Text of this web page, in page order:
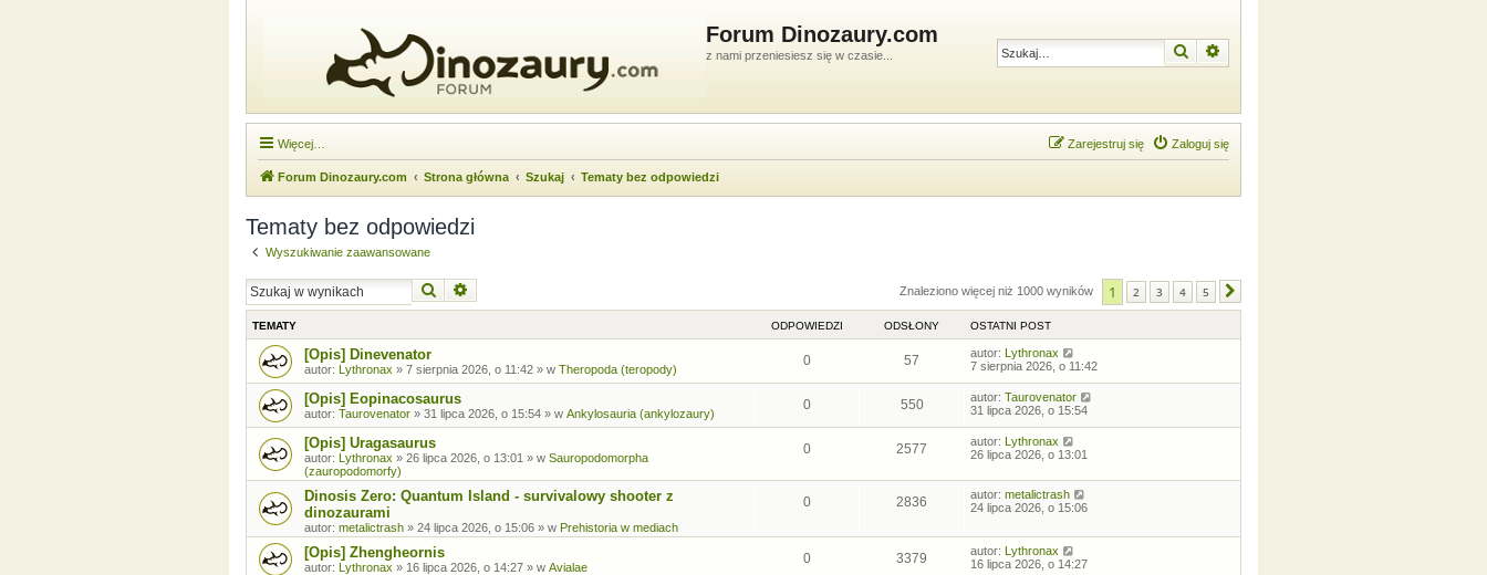
Forum Dinozaury.com
z nami przeniesiesz się w czasie... Szukaj
Więcej… Zaloguj się
Zarejestruj się
Forum Dinozaury.com Strona główna Szukaj Tematy bez odpowiedzi
Tematy bez odpowiedzi
Wyszukiwanie zaawansowane
Szukaj Znaleziono więcej niż 1000 wyników 1 2 3 4 5
TEMATY ODPOWIEDZI ODSŁONY OSTATNI POST
[Opis] Dinevenator
autor: Lythronax » 7 sierpnia 2026, o 11:42 » w Theropoda (teropody)
0 57 autor: Lythronax
7 sierpnia 2026, o 11:42
[Opis] Eopinacosaurus
autor: Taurovenator » 31 lipca 2026, o 15:54 » w Ankylosauria (ankylozaury)
0 550 autor: Taurovenator
31 lipca 2026, o 15:54
[Opis] Uragasaurus
autor: Lythronax » 26 lipca 2026, o 13:01 » w Sauropodomorpha
(zauropodomorfy)
0 2577 autor: Lythronax
26 lipca 2026, o 13:01
Dinosis Zero: Quantum Island - survivalowy shooter z
dinozaurami
autor: metalictrash » 24 lipca 2026, o 15:06 » w Prehistoria w mediach
0 2836 autor: metalictrash
24 lipca 2026, o 15:06
[Opis] Zhengheornis
autor: Lythronax » 16 lipca 2026, o 14:27 » w Avialae
0 3379 autor: Lythronax
16 lipca 2026, o 14:27